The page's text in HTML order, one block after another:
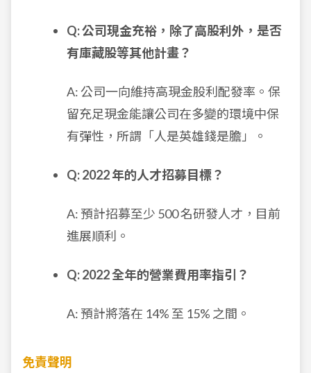
Q: 公司現金充裕，除了高股利外，是否
有庫藏股等其他計畫？
A: 公司一向維持高現金股利配發率。保
留充足現金能讓公司在多變的環境中保
有彈性，所謂「人是英雄錢是膽」。
Q: 2022 年的人才招募目標？
A: 預計招募至少 500 名研發人才，目前
進展順利。
Q: 2022 全年的營業費用率指引？
A: 預計將落在 14% 至 15% 之間。
免責聲明